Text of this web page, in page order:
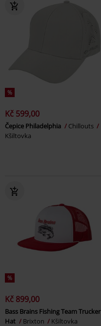
%
Kč 599,00
Čepice Philadelphia
Chillouts
Kšiltovka
%
Kč 899,00
Bass Brains Fishing Team Trucker
Hat
Brixton Kšiltovka